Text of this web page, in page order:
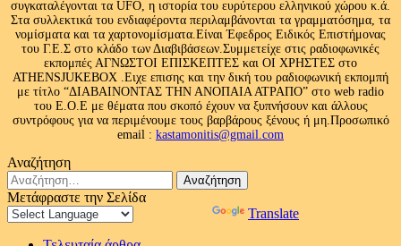
συγκαταλέγονται τα UFO, η ιστορία του ευρύτερου ελληνικού χώρου κ.ά.
Στα συλλεκτικά του ενδιαφέροντα περιλαμβάνονται τα γραμματόσημα, τα
νομίσματα και τα χαρτονομίσματα.Είναι Έφεδρος Ειδικός Επιστήμονας
του Γ.Ε.Σ στο κλάδο των Διαβιβάσεων.Συμμετείχε στις ραδιοφωνικές
εκπομπές ΑΓΝΩΣΤΟΙ ΕΠΙΣΚΕΠΤΕΣ και ΟΙ ΧΡΗΣΤΕΣ στο
ATHENSJUKEBOX .Ειχε επισης και την δική του ραδιοφωνική εκπομπή
με τίτλο “ΔΙΑΒΑΙΝΟΝΤΑΣ ΤΗΝ ΑΝΟΠΑΙΑ ΑΤΡΑΠΟ” στο web radio
του Ε.Ο.Ε με θέματα που σκοπό έχουν να ξυπνήσουν και άλλους
συντρόφους για να περιμένουμε τους βαρβάρους ξένους ή μη.Προσωπικό
email : kastamonitis@gmail.com
Αναζήτηση
Αναζήτηση
για:
Μετάφραστε την Σελίδα
Translate